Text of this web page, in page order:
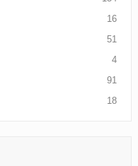
16
51
4
91
18